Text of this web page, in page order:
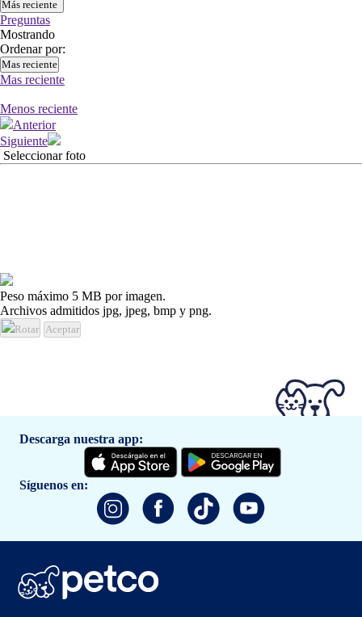
Más reciente
Preguntas
Mostrando
Ordenar por:
Mas reciente
Mas reciente
Menos reciente
Anterior
Siguiente
Seleccionar foto
Peso máximo 5 MB por imagen.
Archivos admitidos jpg, jpeg, bmp y png.
Rotar Aceptar
Descarga nuestra app:
Síguenos en: